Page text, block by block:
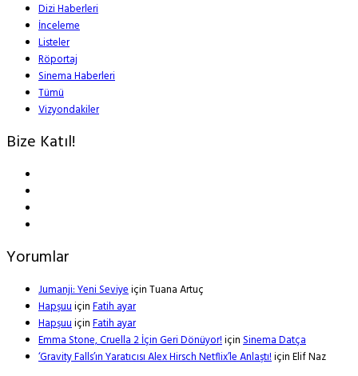
Dizi Haberleri
İnceleme
Listeler
Röportaj
Sinema Haberleri
Tümü
Vizyondakiler
Bize Katıl!
Yorumlar
Jumanji: Yeni SeviyeiçinTuana Artuç
HapşuuiçinFatih ayar
HapşuuiçinFatih ayar
Emma Stone, Cruella 2 İçin Geri Dönüyor!içinSinema Datça
‘Gravity Falls’ın Yaratıcısı Alex Hirsch Netflix’le Anlaştı!içinElif Naz